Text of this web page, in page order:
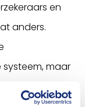
en
anders.
maar